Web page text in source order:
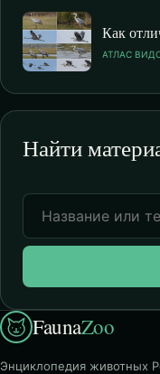
Как
АТЛАС
Найти
FaunaZoo
Энциклопедия животных